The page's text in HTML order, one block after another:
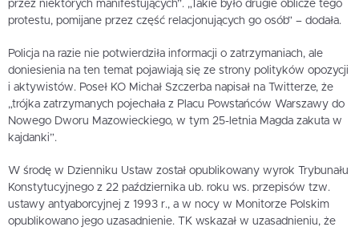
przez niektórych manifestujących”. „Takie było drugie oblicze tego
protestu, pomijane przez część relacjonujących go osób” – dodała.
Policja na razie nie potwierdziła informacji o zatrzymaniach, ale
doniesienia na ten temat pojawiają się ze strony polityków opozycji
i aktywistów. Poseł KO Michał Szczerba napisał na Twitterze, że
„trójka zatrzymanych pojechała z Placu Powstańców Warszawy do
Nowego Dworu Mazowieckiego, w tym 25-letnia Magda zakuta w
kajdanki”.
W środę w Dzienniku Ustaw został opublikowany wyrok Trybunału
Konstytucyjnego z 22 października ub. roku ws. przepisów tzw.
ustawy antyaborcyjnej z 1993 r., a w nocy w Monitorze Polskim
opublikowano jego uzasadnienie. TK wskazał w uzasadnieniu, że